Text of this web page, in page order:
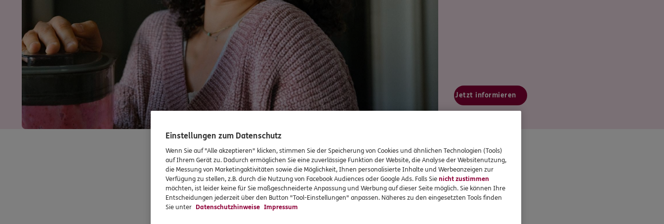
Jetzt informieren
Versicherungen und Vorsorge
Unsere beliebtesten Produkte
Einstellungen zum Datenschutz
Wenn Sie auf "Alle akzeptieren" klicken, stimmen Sie der Speicherung von Cookies und ähnlichen Technologien (Tools)
auf Ihrem Gerät zu. Dadurch ermöglichen Sie eine zuverlässige Funktion der Website, die Analyse der Websitenutzung,
die Messung von Marketingaktivitäten sowie die Möglichkeit, Ihnen personalisierte Inhalte und Werbeanzeigen zur
Verfügung zu stellen, z.B. durch die Nutzung von Facebook Audiences oder Google Ads. Falls Sienicht zustimmen
möchten, ist leider keine für Sie maßgeschneiderte Anpassung und Werbung auf dieser Seite möglich. Sie können Ihre
Entscheidungen jederzeit über den Button "Tool-Einstellungen" anpassen. Näheres zu den eingesetzten Tools finden
Sie unter Datenschutzhinweise Impressum